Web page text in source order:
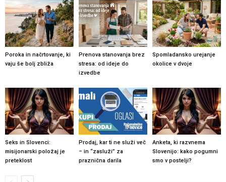
Poroka in načrtovanje, ki
vaju še bolj zbliža
Prenova stanovanja brez
stresa: od ideje do
izvedbe
Spomladansko urejanje
okolice v dvoje
Seks in Slovenci:
misijonarski položaj je
preteklost
Prodaj, kar ti ne služi več
– in “zasluži” za
praznična darila
Anketa, ki razvnema
Slovenijo: kako pogumni
smo v postelji?